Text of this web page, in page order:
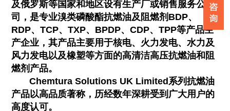
及俄罗斯等国家和地区设有生产厂或销售服务公
司，是专业溴类磷酸酯抗燃油及阻燃剂BDP、
RDP、TCP、TXP、BPDP、CDP、TPP等产品生
产企业，其产品主要用于核电、火力发电、水力及
风力发电以及橡塑等方面的高清洁高压抗燃油和阻
燃剂产品。
Chemtura Solutions UK Limited系列抗燃油
产品以高品质著称，历经数年深耕受到广大用户的
高度认可。